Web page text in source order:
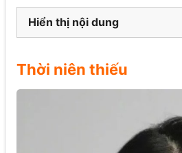
Hiển thị nội dung
Thời niên thiếu